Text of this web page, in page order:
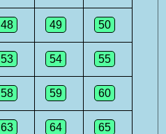
48 49 50
53 54 55
58 59 60
63 64 65